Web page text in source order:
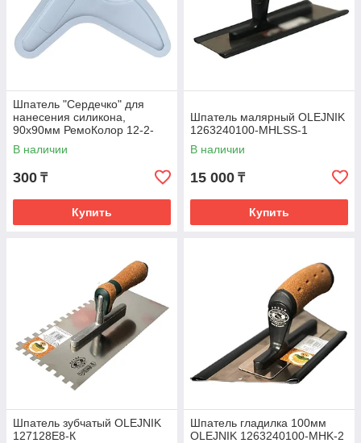
Шпатель "Сердечко" для
нанесения силикона,
90х90мм РемоКолор 12-2-
120
В наличии
300 ₸
Купить
Шпатель малярный OLEJNIK
1263240100-MHLSS-1
В наличии
15 000 ₸
Купить
Шпатель зубчатый OLEJNIK
127128Е8-К
Шпатель гладилка 100мм
OLEJNIK 1263240100-MHK-2